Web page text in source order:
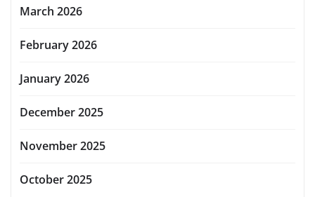
March 2026
February 2026
January 2026
December 2025
November 2025
October 2025